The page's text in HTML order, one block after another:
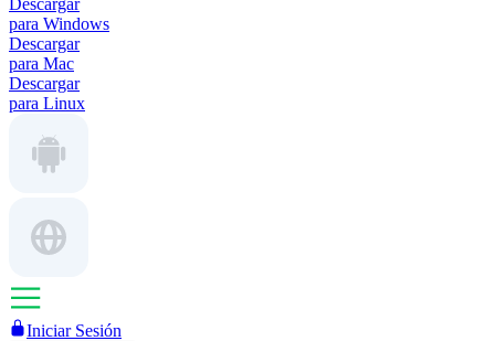
Descargar
para Windows
Descargar
para Mac
Descargar
para Linux
Iniciar Sesión